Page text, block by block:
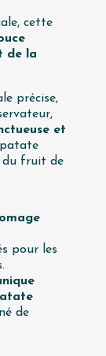
cette
de la
précise,
et
du fruit de
pour les
de